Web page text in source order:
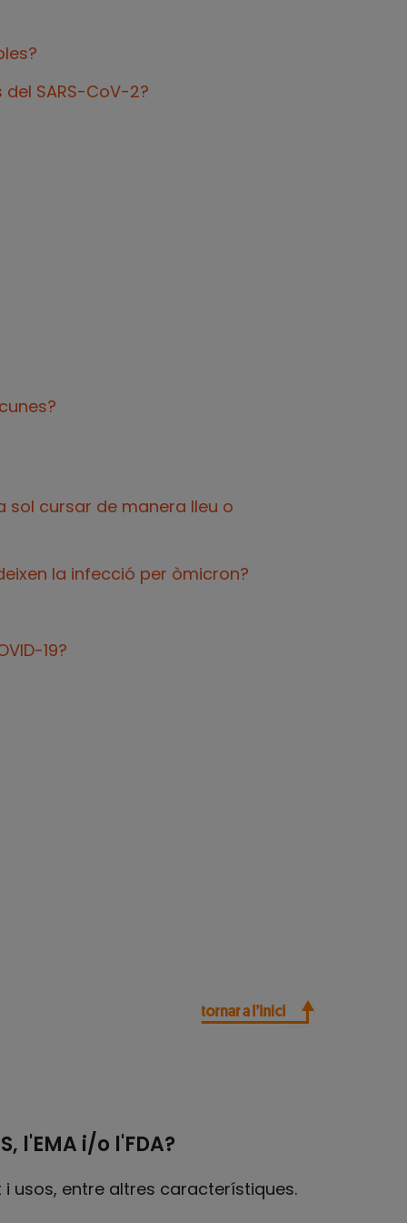
SARS-CoV-2?
sol cursar de manera lleu o
la infecció per òmicron?
19?
l'EMA i/o l'FDA?
usos, entre altres característiques.